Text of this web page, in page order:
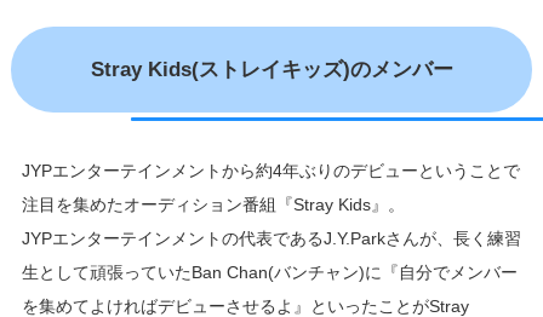
Stray Kids(ストレイキッズ)のメンバー
JYPエンターテインメントから約4年ぶりのデビューということで
注目を集めたオーディション番組『Stray Kids』。
JYPエンターテインメントの代表であるJ.Y.Parkさんが、長く練習
生として頑張っていたBan Chan(バンチャン)に
『自分でメンバー
を集めてよければデビューさせるよ』
といったことがStray